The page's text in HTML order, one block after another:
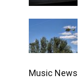
Music News